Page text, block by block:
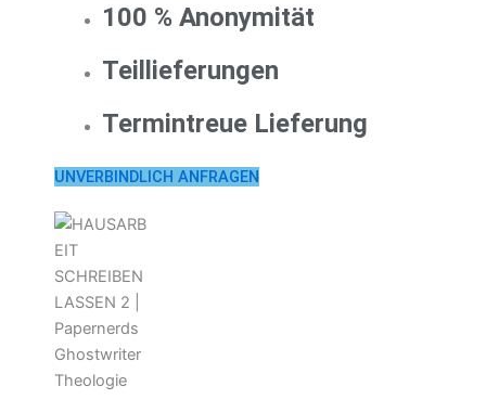
100 % Anonymität
Teillieferungen
Termintreue Lieferung
UNVERBINDLICH ANFRAGEN